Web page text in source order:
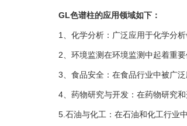
GL色谱柱的应用领域如下：
1、化学分析：广泛应用于化学分析
2、环境监测在环境监测中起着重要
3、食品安全：在食品行业中被广泛
4、药物研究与开发：在药物研究和
5.石油与化工：在石油和化工行业中